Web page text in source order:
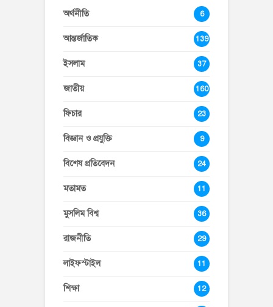
অর্থনীতি 6
আন্তর্জাতিক 139
ইসলাম 37
জাতীয় 160
ফিচার 23
বিজ্ঞান ও প্রযুক্তি 9
বিশেষ প্রতিবেদন 24
মতামত 11
মুসলিম বিশ্ব 36
রাজনীতি 29
লাইফস্টাইল 11
শিক্ষা 12